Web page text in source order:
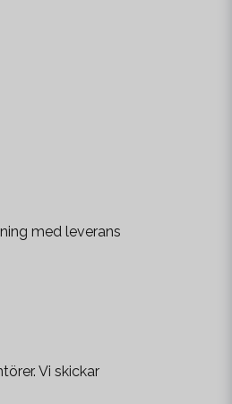
med leverans
Vi skickar